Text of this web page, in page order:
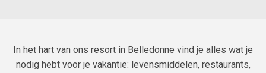
In het hart van ons resort in Belledonne vind je alles wat je
nodig hebt voor je vakantie: levensmiddelen, restaurants,